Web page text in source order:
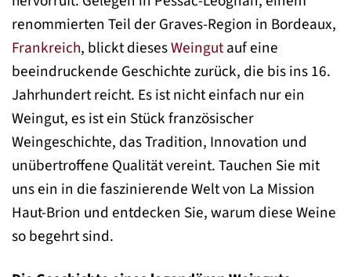
renommierten Teil der Graves-Region in Bordeaux,
Frankreich, blickt diesesWeingutauf eine
beeindruckende Geschichte zurück, die bis ins 16.
Jahrhundert reicht. Es ist nicht einfach nur ein
Weingut, es ist ein Stück französischer
Weingeschichte, das Tradition, Innovation und
unübertroffene Qualität vereint. Tauchen Sie mit
uns ein in die faszinierende Welt von La Mission
Haut-Brion und entdecken Sie, warum diese Weine
so begehrt sind.